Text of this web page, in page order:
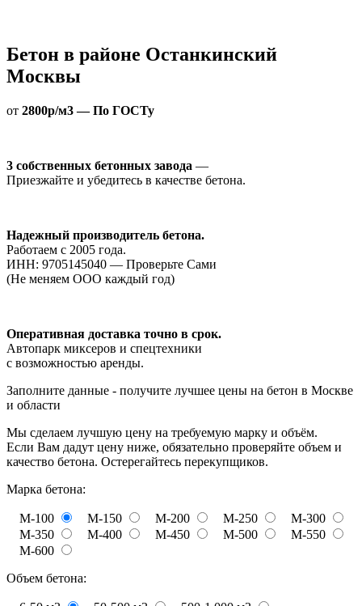
Бетон в районе Останкинский
Москвы
от 2800р/м3 — По ГОСТу
3 собственных бетонных завода —
Приезжайте и убедитесь в качестве бетона.
Надежный производитель бетона.
Работаем с 2005 года.
ИНН: 9705145040 — Проверьте Сами
(Не меняем ООО каждый год)
Оперативная доставка точно в срок.
Автопарк миксеров и спецтехники
с возможностью аренды.
Заполните данные - получите лучшее цены на бетон в Москве
и области
Мы сделаем лучшую цену на требуемую марку и объём.
Если Вам дадут цену ниже, обязательно проверяйте объем и
качество бетона. Остерегайтесь перекупщиков.
Марка бетона:
М-100 М-150 М-200 М-250
М-300
М-350
М-400 М-450 М-500
М-550
М-600
Объем бетона: